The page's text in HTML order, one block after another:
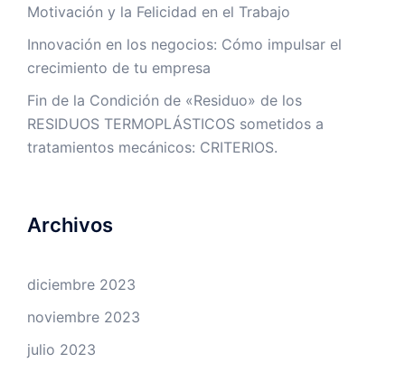
Motivación y la Felicidad en el Trabajo
Innovación en los negocios: Cómo impulsar el
crecimiento de tu empresa
Fin de la Condición de «Residuo» de los
RESIDUOS TERMOPLÁSTICOS sometidos a
tratamientos mecánicos: CRITERIOS.
Archivos
diciembre 2023
noviembre 2023
julio 2023